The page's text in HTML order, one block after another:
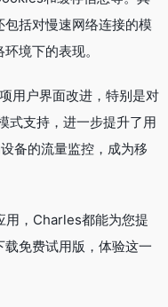
括对慢速网络连接的模
境下的表现。
用户界面改进，特别是对
式支持，进一步提升了用
备的流量监控，成为移
用，Charles都能为您提
免费试用版，体验这一